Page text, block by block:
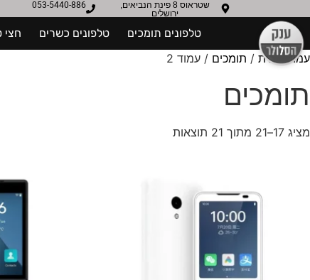
שטראוס 8 פינת הנביאים,
ירושלים
053-5440-886
טלפונים תומכים טלפונים כשרים חצי
עמוד הבית / תומכים / עמוד 2
תומכים
מציג 17–21 מתוך 21 תוצאות